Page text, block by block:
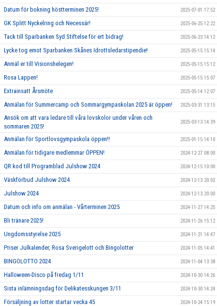
Datum för bokning höstterminen 2025! 2025-07-01 17:52
GK Splitt Nyckelring och Necessär! 2025-06-25 12:22
Tack till Sparbanken Syd Stiftelse för ert bidrag! 2025-06-23 14:12
Lycke tog emot Sparbanken Skånes Idrottsledarstipendie! 2025-05-15 15:14
Anmäl er till Visionshelegen! 2025-05-15 15:12
Rosa Lappen! 2025-05-15 15:07
Extrainsatt Årsmöte 2025-05-14 12:07
Anmälan för Summercamp och Sommargympaskolan 2025 är öppen! 2025-03-31 13:15
Ansök om att vara ledare till våra lovskolor under våren och
sommaren 2025!
2025-03-13 14:39
Anmälan för Sportlovsgympaskola öppen!! 2025-01-15 14:10
Anmälan för tidigare medlemmar ÖPPEN! 2024-12-27 08:00
QR kod till Programblad Julshow 2024 2024-12-15 10:00
Väskförbud Julshow 2024 2024-12-13 20:02
Julshow 2024 2024-12-13 20:00
Datum och info om anmälan - Vårterminen 2025 2024-11-27 14:25
Bli tränare 2025! 2024-11-26 15:12
Ungdomsstyrelse 2025 2024-11-21 14:47
Priser Julkalender, Rosa Sverigelott och Bingolotter 2024-11-05 14:41
BINGOLOTTO 2024 2024-11-04 13:38
Halloween-Disco på fredag 1/11 2024-10-30 14:26
Sista inlämningsdag för Delikatesskungen 3/11 2024-10-30 14:24
Försäljning av lotter startar vecka 45 2024-10-24 15:19